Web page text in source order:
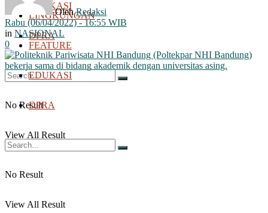
EDUKASI
DPRA
No Result
View All Result
LINGKUNGAN
FEATURE
EDUKASI
DPRA
No Result
View All Result
Oleh Redaksi
Rabu (06/04/2022) - 16:55 WIB
in NASIONAL
0